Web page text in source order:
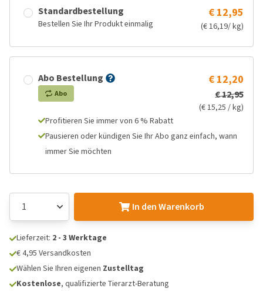
Standardbestellung
Bestellen Sie Ihr Produkt einmalig
€ 12,95
(€ 16,19/ kg)
Abo Bestellung
Abo
€ 12,20
€ 12,95
(€ 15,25 / kg)
Profitieren Sie immer von 6 % Rabatt
Pausieren oder kündigen Sie Ihr Abo ganz einfach, wann
immer Sie möchten
In den Warenkorb
Lieferzeit: 2 - 3 Werktage
€ 4,95 Versandkosten
Wählen Sie Ihren eigenen Zustelltag
Kostenlose, qualifizierte Tierarzt-Beratung